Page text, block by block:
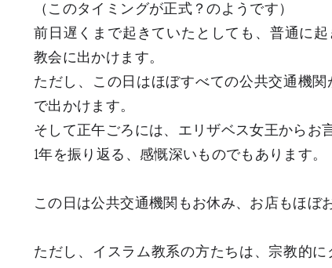
（このタイミングが正式？のようです）
前日遅くまで起きていたとしても、普通に
教会に出かけます。
ただし、この日はほぼすべての公共交通機
で出かけます。
そして正午ごろには、エリザベス女王からお
1年を振り返る、感慨深いものでもあります。
この日は公共交通機関もお休み、お店もほぼ
ただし、イスラム教系の方たちは、宗教的